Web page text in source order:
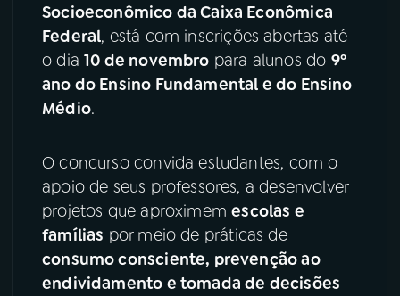
YouTube Facebook
Instagram X
TikTok
Socioeconômico da Caixa Econômica
Federal, está com inscrições abertas até
o dia10 de novembro para alunos do 9º
ano do Ensino Fundamental e do Ensino
Médio.
O concurso convida estudantes, com o
apoio de seus professores, a desenvolver
projetos que aproximemescolas e
famílias por meio de práticas de
consumo consciente, prevenção ao
endividamento e tomada de decisões